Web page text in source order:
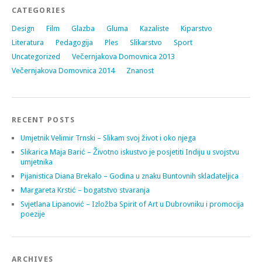
CATEGORIES
Design Film Glazba Gluma Kazaliste
Kiparstvo
Literatura
Pedagogija Ples Slikarstvo
Sport
Uncategorized
Večernjakova Domovnica 2013
Večernjakova Domovnica 2014
Znanost
RECENT POSTS
Umjetnik Velimir Trnski – Slikam svoj život i oko njega
Slikarica Maja Barić – Životno iskustvo je posjetiti Indiju u svojstvu
umjetnika
Pijanistica Diana Brekalo – Godina u znaku Buntovnih skladateljica
Margareta Krstić – bogatstvo stvaranja
Svjetlana Lipanović – Izložba Spirit of Art u Dubrovniku i promocija
poezije
ARCHIVES